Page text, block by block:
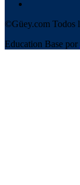
©Güey.com Todos
Education Base por